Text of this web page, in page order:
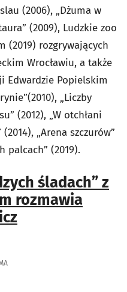
(2006), „Dżuma w
(2009), Ludzkie zoo
(2019) rozgrywających
Wrocławiu, a także
Popielskim
„Liczby
(2012), „W otchłani
„Arena szczurów”
palcach” (2019).
śladach” z
rozmawia